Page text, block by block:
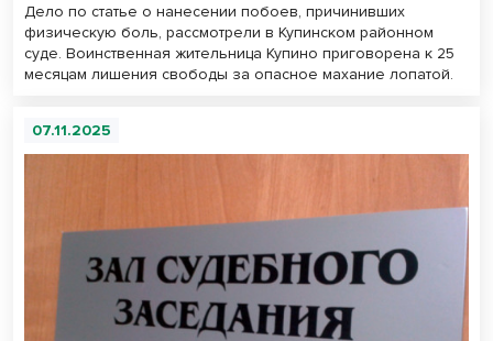
Дело по статье о нанесении побоев, причинивших
физическую боль, рассмотрели в Купинском районном
суде. Воинственная жительница Купино приговорена к 25
месяцам лишения свободы за опасное махание лопатой.
07.11.2025